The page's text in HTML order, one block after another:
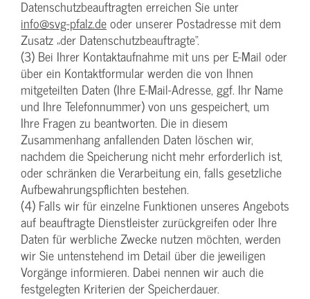
Datenschutzbeauftragten erreichen Sie unter
info@svg-pfalz.deoder unserer Postadresse mit dem
Zusatz „der Datenschutzbeauftragte“.
(3) Bei Ihrer Kontaktaufnahme mit uns per E-Mail oder
über ein Kontaktformular werden die von Ihnen
mitgeteilten Daten (Ihre E-Mail-Adresse, ggf. Ihr Name
und Ihre Telefonnummer) von uns gespeichert, um
Ihre Fragen zu beantworten. Die in diesem
Zusammenhang anfallenden Daten löschen wir,
nachdem die Speicherung nicht mehr erforderlich ist,
oder schränken die Verarbeitung ein, falls gesetzliche
Aufbewahrungspflichten bestehen.
(4) Falls wir für einzelne Funktionen unseres Angebots
auf beauftragte Dienstleister zurückgreifen oder Ihre
Daten für werbliche Zwecke nutzen möchten, werden
wir Sie untenstehend im Detail über die jeweiligen
Vorgänge informieren. Dabei nennen wir auch die
festgelegten Kriterien der Speicherdauer.